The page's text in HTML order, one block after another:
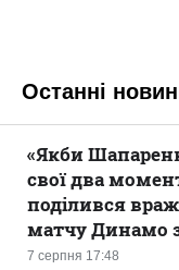
Останні
7 серпня 17:48
«Якби
свої два
поділився
матчу Динамо